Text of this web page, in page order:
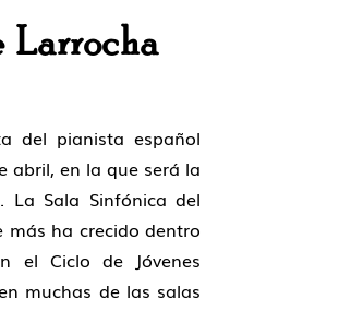
Larrocha
del pianista español
abril, en la que será la
La Sala Sinfónica del
ha crecido dentro
el Ciclo de Jóvenes
muchas de las salas